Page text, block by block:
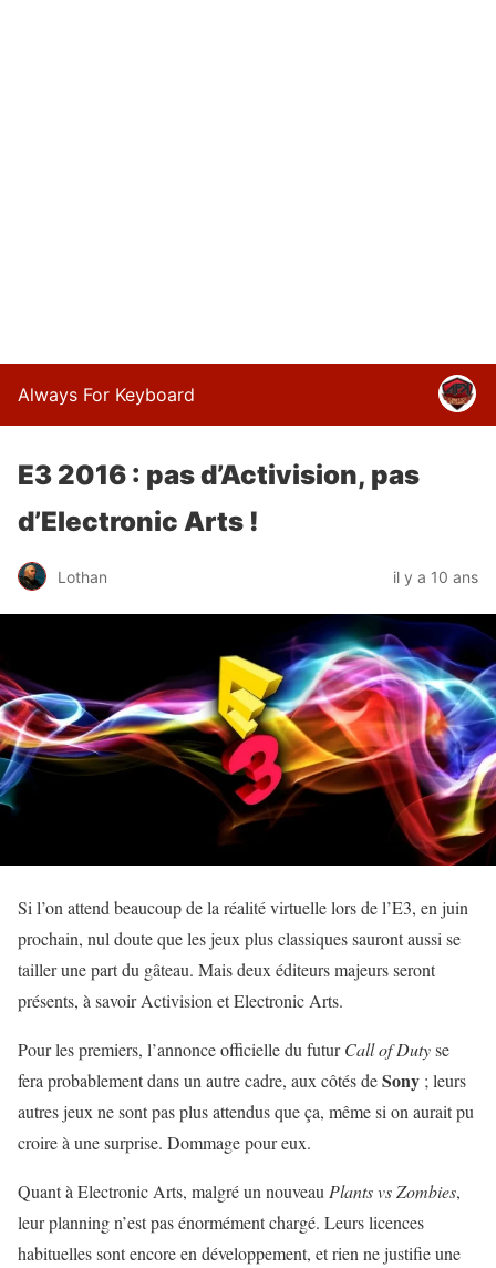
Always For Keyboard
E3 2016 : pas d’Activision, pas
d’Electronic Arts !
Lothan il y a 10 ans
Si l’on attend beaucoup de la réalité virtuelle lors de l’E3, en juin
prochain, nul doute que les jeux plus classiques sauront aussi se
tailler une part du gâteau. Mais deux éditeurs majeurs seront
présents, à savoir Activision et Electronic Arts.
Pour les premiers, l’annonce officielle du futurCall of Dutyse
fera probablement dans un autre cadre, aux côtés deSony ; leurs
autres jeux ne sont pas plus attendus que ça, même si on aurait pu
croire à une surprise. Dommage pour eux.
Quant à Electronic Arts, malgré un nouveau Plants vs Zombies,
leur planning n’est pas énormément chargé. Leurs licences
habituelles sont encore en développement, et rien ne justifie une